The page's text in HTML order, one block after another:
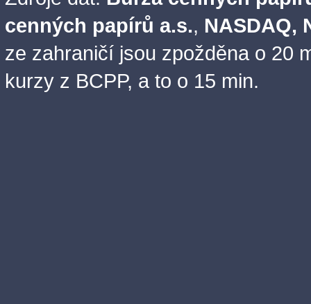
cenných papírů a.s., NASDAQ,
ze zahraničí jsou zpožděna o 20
kurzy z BCPP, a to o 15 min.